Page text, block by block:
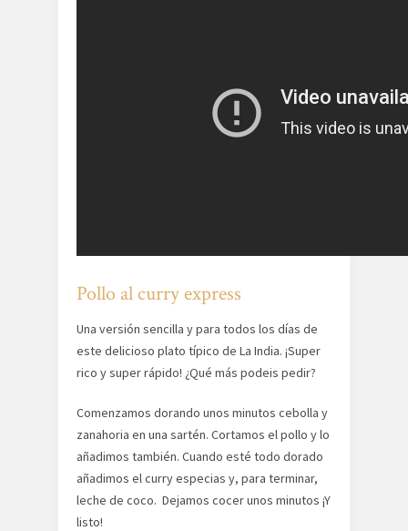
Pollo al curry express
Una versión sencilla y para todos los días de
este delicioso plato típico de La India. ¡Super
rico y super rápido! ¿Qué más podeis pedir?
Comenzamos dorando unos minutos cebolla y
zanahoria en una sartén. Cortamos el pollo y lo
añadimos también. Cuando esté todo dorado
añadimos el curry especias y, para terminar,
leche de coco. Dejamos cocer unos minutos ¡Y
listo!